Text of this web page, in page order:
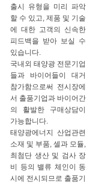
출시 유형을 미리 파악
할 수 있고, 제품 및 기술
에 대한 고객의 신속한
피드백을 받아 보실 수
있습니다.
국내외 태양광 전문기업
들과 바이어들이 대거
참가함으로써 전시장에
서 출품기업과 바이어간
의 활발한 구매상담이
가능합니다.
태양광에너지 산업관련
소재 및 부품, 셀과 모듈,
최첨단 생산 및 검사 장
비 등의 밸류 체인이 동
시에 전시되므로 출품기